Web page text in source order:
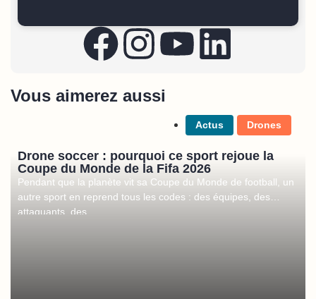
Vous aimerez aussi
Actus Drones
Drone soccer : pourquoi ce sport rejoue la
Coupe du Monde de la Fifa 2026
Pendant que la planète vit sa Coupe du Monde de football, un
autre sport en reprend tous les codes : des équipes, des
attaquants, des